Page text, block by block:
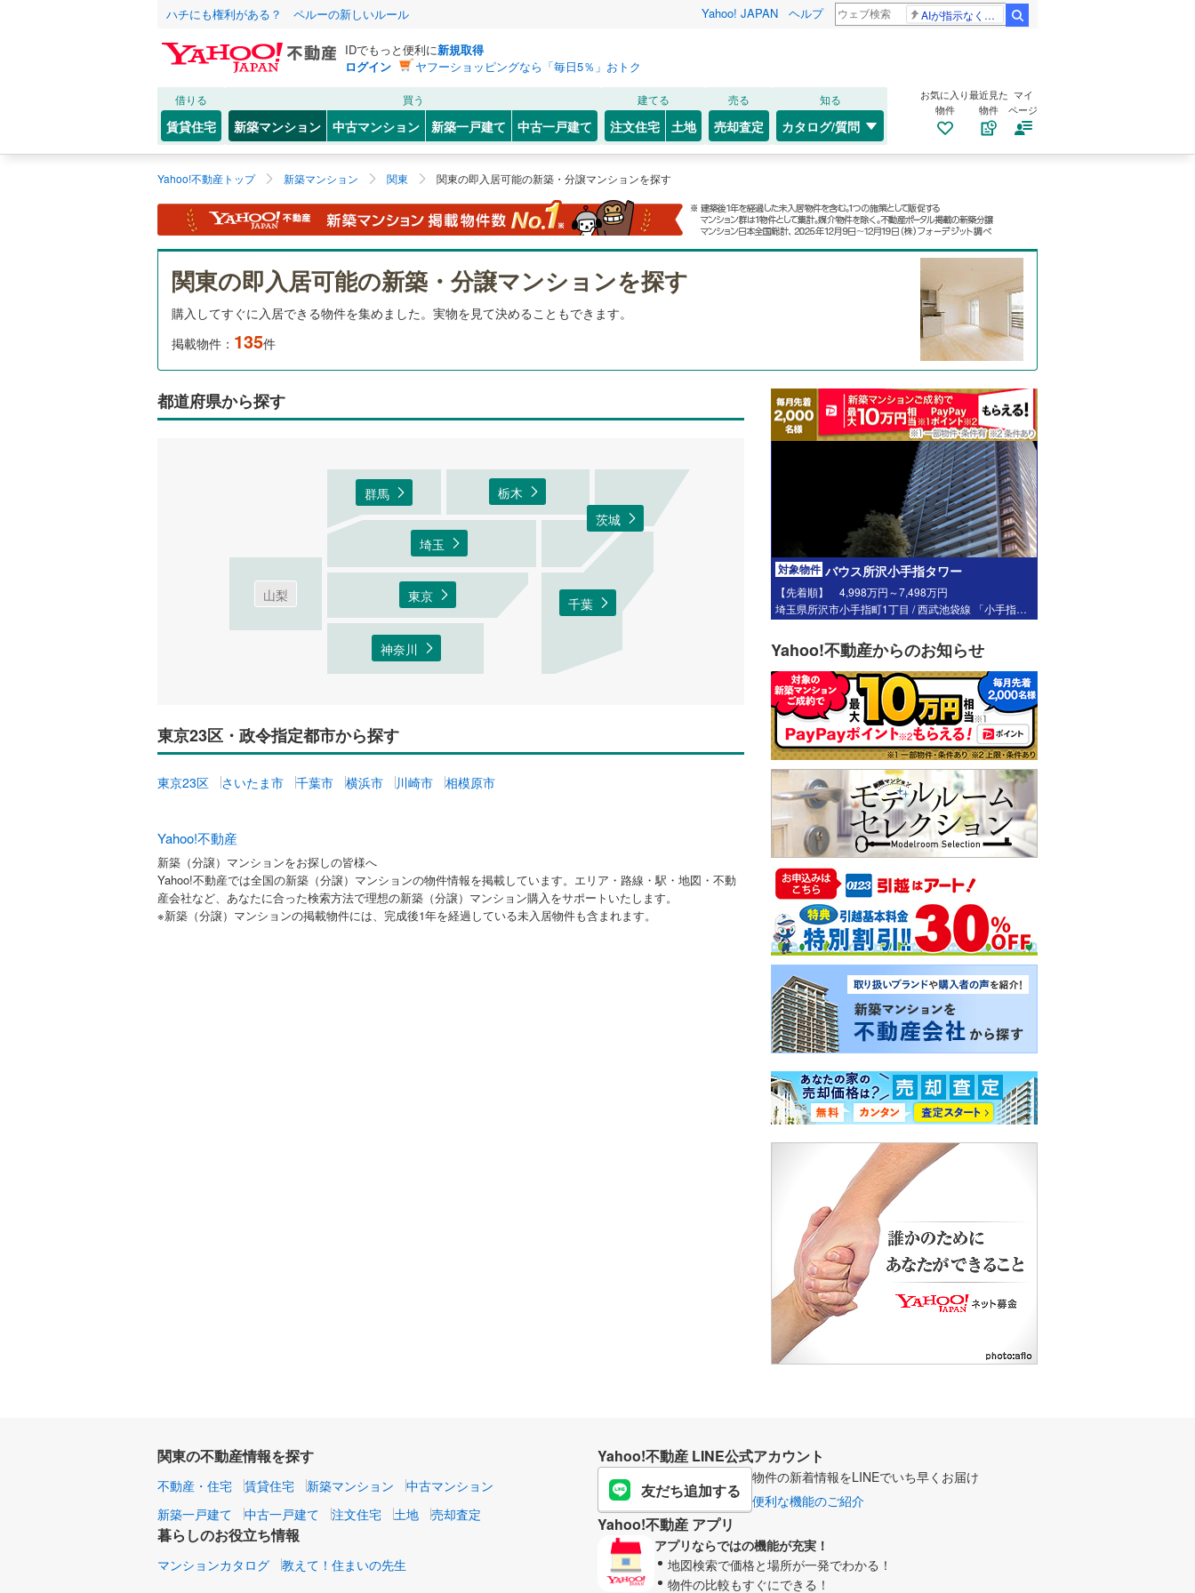
ハチにも権利がある？ ペルーの新しいルール Yahoo! JAPAN ヘルプ AIが指示なくサイバー攻撃
IDでもっと便利に新規取得
ログイン
ヤフーショッピングなら「毎日5％」おトク
借りる
賃貸住宅
買う
新築マンション 中古マンション 新築一戸建て 中古一戸建て
建てる
注文住宅 土地
売る
売却査定
知る
カタログ/質問
お気に入り
物件
最近見た
物件
マイ
ページ
Yahoo!不動産トップ 新築マンション 関東 関東の即入居可能の新築・分譲マンションを探す
関東の即入居可能の新築・分譲マンションを探す
購入してすぐに入居できる物件を集めました。実物を見て決めることもできます。
掲載物件： 135件
都道府県から探す
東京
神奈川
埼玉
千葉
茨城
栃木
群馬
山梨
東京23区・政令指定都市から探す
東京23区 さいたま市 千葉市 横浜市 川崎市 相模原市
Yahoo!不動産
新築（分譲）マンションをお探しの皆様へ
Yahoo!不動産では全国の新築（分譲）マンションの物件情報を掲載しています。エリア・路線・駅・地図・不動
産会社など、あなたに合った検索方法で理想の新築（分譲）マンション購入をサポートいたします。
※新築（分譲）マンションの掲載物件には、完成後1年を経過している未入居物件も含まれます。
対象物件 バウス所沢小手指タワー
【先着順】 4,998万円～7,498万円
埼玉県所沢市小手指町1丁目 / 西武池袋線 「小手指」駅 徒歩4分
Yahoo!不動産からのお知らせ
関東の不動産情報を探す
不動産・住宅 賃貸住宅 新築マンション
中古マンション
新築一戸建て
中古一戸建て 注文住宅 土地 売却査定
暮らしのお役立ち情報
マンションカタログ 教えて！住まいの先生
Yahoo!不動産 LINE公式アカウント
友だち追加する
物件の新着情報をLINEでいち早くお届け
便利な機能のご紹介
Yahoo!不動産 アプリ
アプリならではの機能が充実！
地図検索で価格と場所が一発でわかる！
物件の比較もすぐにできる！